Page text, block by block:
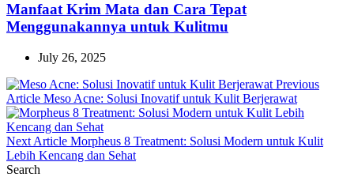
Manfaat Krim Mata dan Cara Tepat
Menggunakannya untuk Kulitmu
July 26, 2025
Previous
Article Previous
Post:
Meso Acne: Solusi Inovatif untuk Kulit Berjerawat
Next Article Next
Post:
Morpheus 8 Treatment: Solusi Modern untuk Kulit
Lebih Kencang dan Sehat
Search